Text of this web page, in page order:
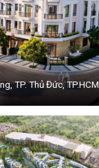
TP. Thủ Đức, TP.HCM